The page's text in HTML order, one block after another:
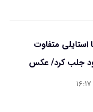
استایلی متفاوت
جلب کرد/ عکس